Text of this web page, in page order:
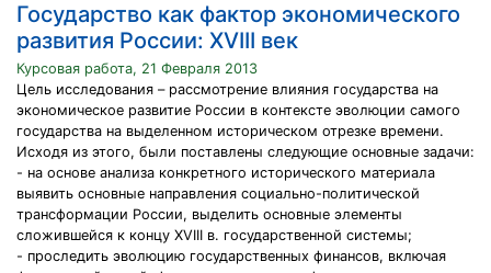
Государство как фактор экономического
развития России: XVIII век
Курсовая работа, 21 Февраля 2013
Цель исследования – рассмотрение влияния государства на
экономическое развитие России в контексте эволюции самого
государства на выделенном историческом отрезке времени.
Исходя из этого, были поставлены следующие основные задачи:
- на основе анализа конкретного исторического материала
выявить основные направления социально-политической
трансформации России, выделить основные элементы
сложившейся к концу XVIII в. государственной системы;
- проследить эволюцию государственных финансов, включая